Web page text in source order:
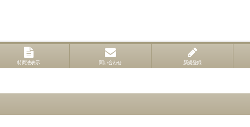
特商法表示 問い合わせ 新規登録